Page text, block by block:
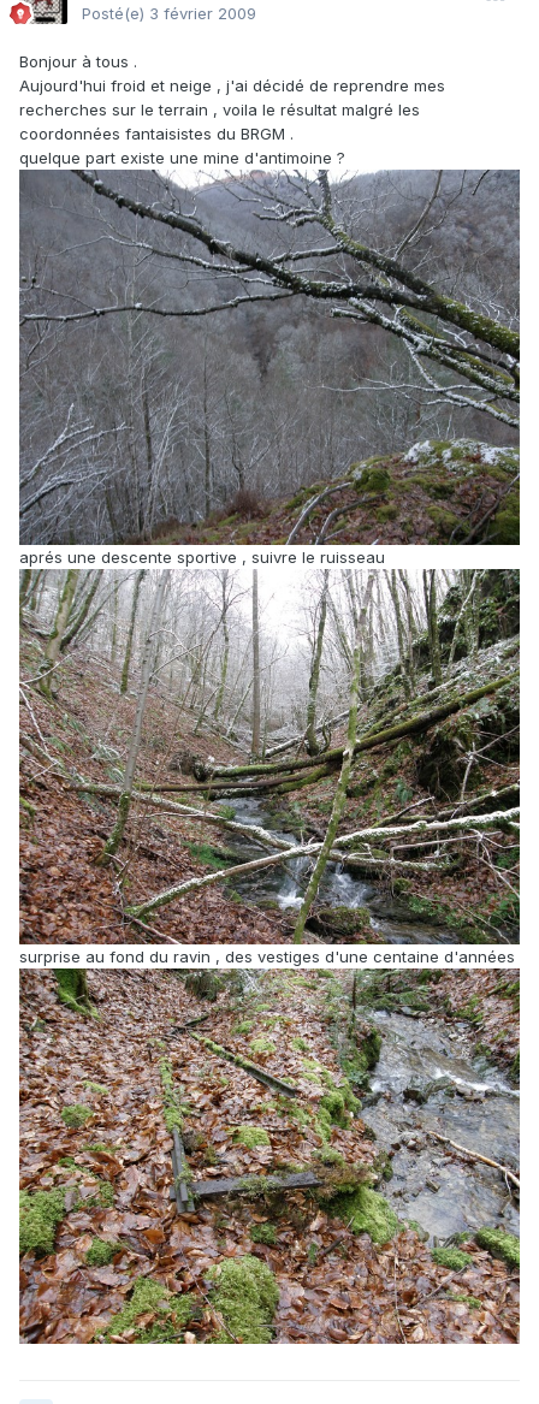
Posté(e) 3 février 2009
Bonjour à tous .
Aujourd'hui froid et neige , j'ai décidé de reprendre mes
recherches sur le terrain , voila le résultat malgré les
coordonnées fantaisistes du BRGM .
quelque part existe une mine d'antimoine ?
aprés une descente sportive , suivre le ruisseau
surprise au fond du ravin , des vestiges d'une centaine d'années